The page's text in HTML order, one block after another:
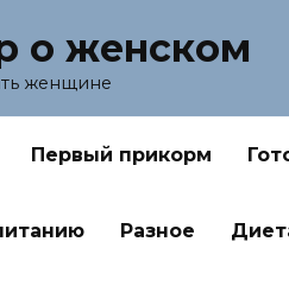
о женском
женщине
Первый прикорм
Разное